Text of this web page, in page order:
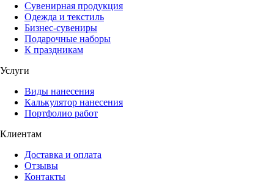
Сувенирная продукция
Одежда и текстиль
Бизнес-сувениры
Подарочные наборы
К праздникам
Услуги
Виды нанесения
Калькулятор нанесения
Портфолио работ
Клиентам
Доставка и оплата
Отзывы
Контакты